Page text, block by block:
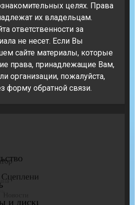
целях. Права
их владельцам.
ответственности за
не несет. Если Вы
сайте материалы, которые
права, принадлежащие Вам,
организации, пожалуйста,
форму обратной связи.